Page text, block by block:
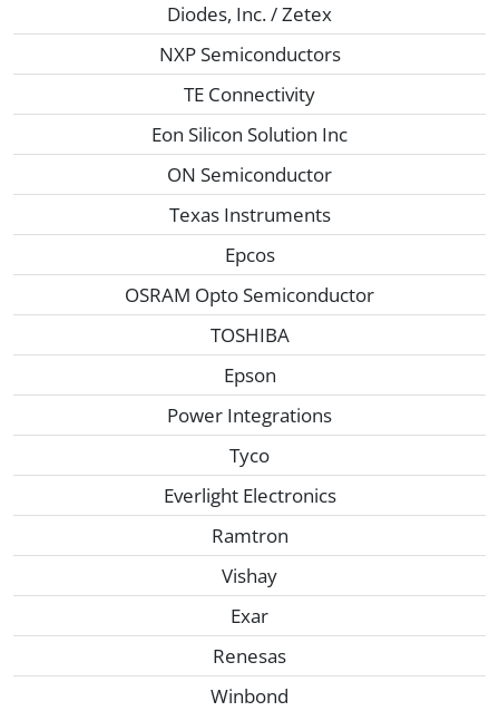
Diodes, Inc. / Zetex
NXP Semiconductors
TE Connectivity
Eon Silicon Solution Inc
ON Semiconductor
Texas Instruments
Epcos
OSRAM Opto Semiconductor
TOSHIBA
Epson
Power Integrations
Tyco
Everlight Electronics
Ramtron
Vishay
Exar
Renesas
Winbond